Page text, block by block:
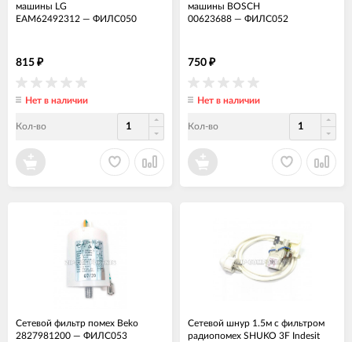
машины LG
EAM62492312 — ФИЛС050
815 ₽
Нет в наличии
Кол-во
машины BOSCH
00623688 — ФИЛС052
750 ₽
Нет в наличии
Кол-во
Сетевой фильтр помех Beko
2827981200 — ФИЛС053
Сетевой шнур 1.5м с фильтром
радиопомех SHUKO 3F Indesit